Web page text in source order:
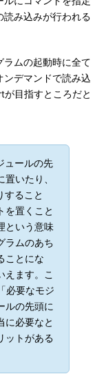
読み込みが行われる
ムの起動時に全て
デマンドで読み込
目指すところだと
ュールの先
いたり、
すること
を置くこと
という意味
ラムのあち
ことにな
えます。こ
必要なモジ
ルの先頭に
に必要なと
ットがある